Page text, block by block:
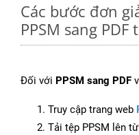
Các bước đơn
PPSM sang
Đối với PPSM sang PDF
Truy cập trang web
Tải tệp PPSM lên